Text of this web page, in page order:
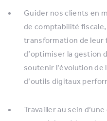
Guider nos clients en
de comptabilité
transformation de leur
d’optimiser la gestion
soutenir l’évolution de
d’outils digitaux
Travailler au sein